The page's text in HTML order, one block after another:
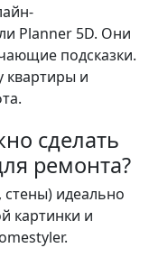
Planner 5D. Они
подсказки.
квартиры и
сделать
ремонта?
стены) идеально
картинки и